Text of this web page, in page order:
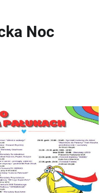
Noc